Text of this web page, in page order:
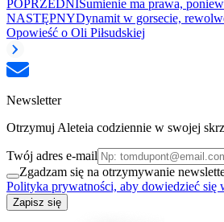
POPRZEDNISumienie ma prawa,
NASTĘPNYDynamit w gorsecie,
Opowieść o Oli Piłsudskiej
Newsletter
Otrzymuj Aleteia codziennie w swojej
Twój adres e-mail
Zgadzam się na otrzymywanie
Polityka prywatności, aby dowiedzieć się
Zapisz się